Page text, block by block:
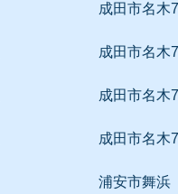
成田市名木
成田市名木
成田市名木
成田市名木
浦安市舞浜